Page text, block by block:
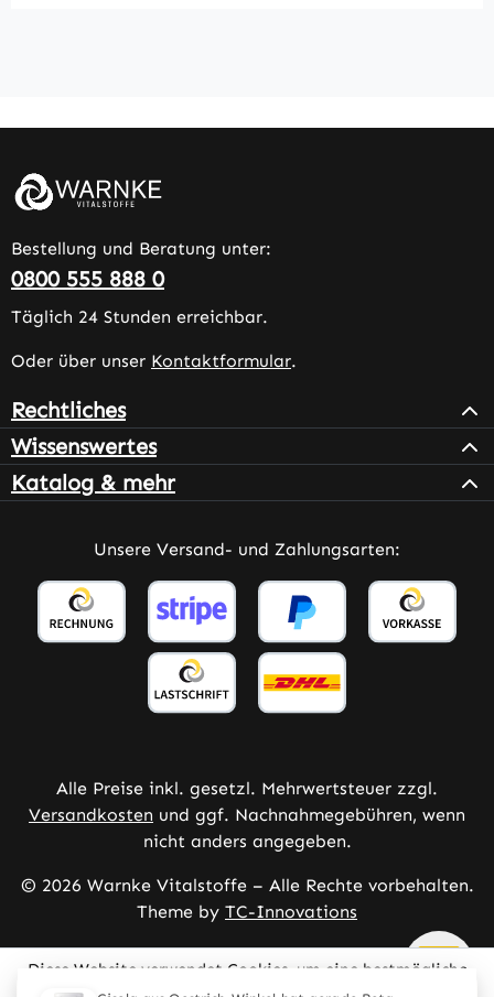
Bestellung und Beratung unter:
0800 555 888 0
Täglich 24 Stunden erreichbar.
Oder über unser Kontaktformular.
Rechtliches
Wissenswertes
Katalog & mehr
Unsere Versand- und Zahlungsarten:
Alle Preise inkl. gesetzl. Mehrwertsteuer zzgl.
Versandkosten und ggf. Nachnahmegebühren, wenn
nicht anders angegeben.
© 2026 Warnke Vitalstoffe – Alle Rechte vorbehalten.
Theme by TC-Innovations
Diese Website verwendet Cookies, um eine bestmögliche